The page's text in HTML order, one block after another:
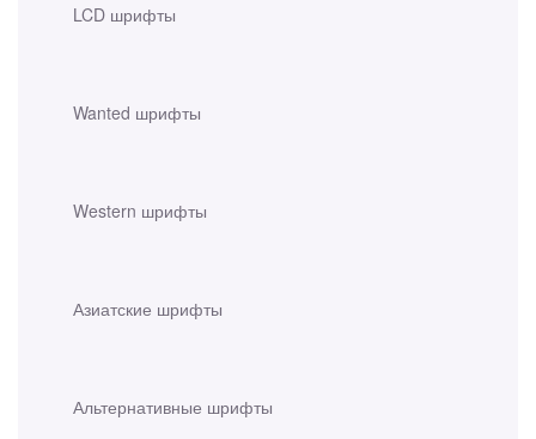
LCD шрифты
Wanted шрифты
Western шрифты
Азиатские шрифты
Альтернативные шрифты